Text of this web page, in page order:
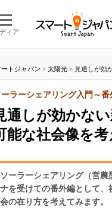
ィア
ートジャパン > 太陽光 > 見通しが効
通しが効かな
能な社会像を考
ーラーシェアリング入門～番
ソーラーシェアリング（営
を受けての番外編として
の在り方を考えてみます。